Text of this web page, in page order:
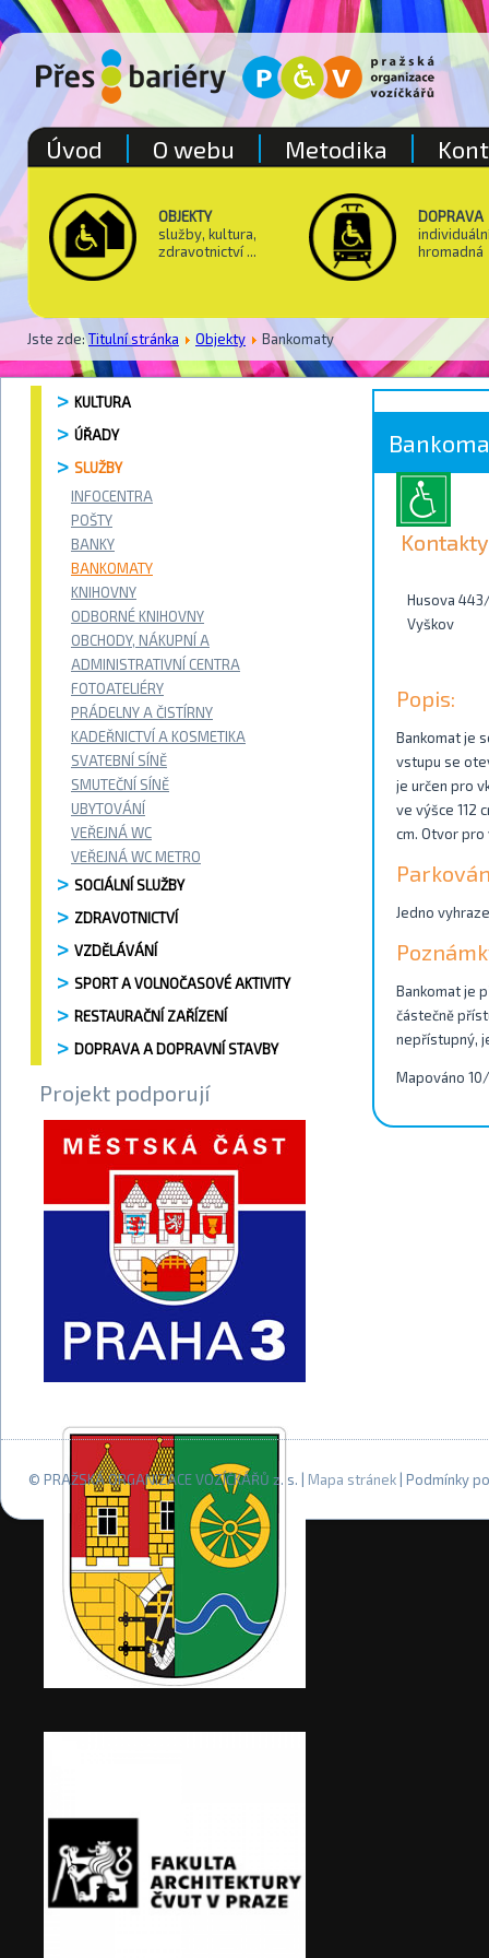
OBJEKTY
služby, kultura,
zdravotnictví ...
DOPRAVA
hromadná
Jste zde:Titulní stránka Objekty Bankomaty
Úvod O webu Metodika
KULTURA
ÚŘADY
SLUŽBY
INFOCENTRA
POŠTY
BANKY
BANKOMATY
KNIHOVNY
ODBORNÉ KNIHOVNY
OBCHODY, NÁKUPNÍ A
ADMINISTRATIVNÍ CENTRA
FOTOATELIÉRY
PRÁDELNY A ČISTÍRNY
KADEŘNICTVÍ A KOSMETIKA
SVATEBNÍ SÍNĚ
SMUTEČNÍ SÍNĚ
UBYTOVÁNÍ
VEŘEJNÁ WC
VEŘEJNÁ WC METRO
SOCIÁLNÍ SLUŽBY
ZDRAVOTNICTVÍ
VZDĚLÁVÁNÍ
SPORT A VOLNOČASOVÉ AKTIVITY
RESTAURAČNÍ ZAŘÍZENÍ
DOPRAVA A DOPRAVNÍ STAVBY
Projekt podporují
Kontakty
Husova
Vyškov
Popis:
Bankomat je
vstupu se
je určen pro
ve výšce 112
cm. Otvor pro
Jedno
Bankomat je
částečně
nepřístupný,
Mapováno
© PRAŽSKÁ ORGANIZACE VOZÍČKÁŘŮ z. s. | Mapa stránek | Podmínky